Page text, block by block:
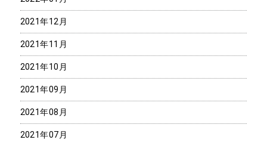
2021年12月
2021年11月
2021年10月
2021年09月
2021年08月
2021年07月